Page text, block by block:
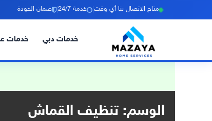
متاح الاتصال بنا أي وقت خدمة 24/7 | ضمان الجودة
خدمات دبي خدمات
الوسم: تنظيف القماش